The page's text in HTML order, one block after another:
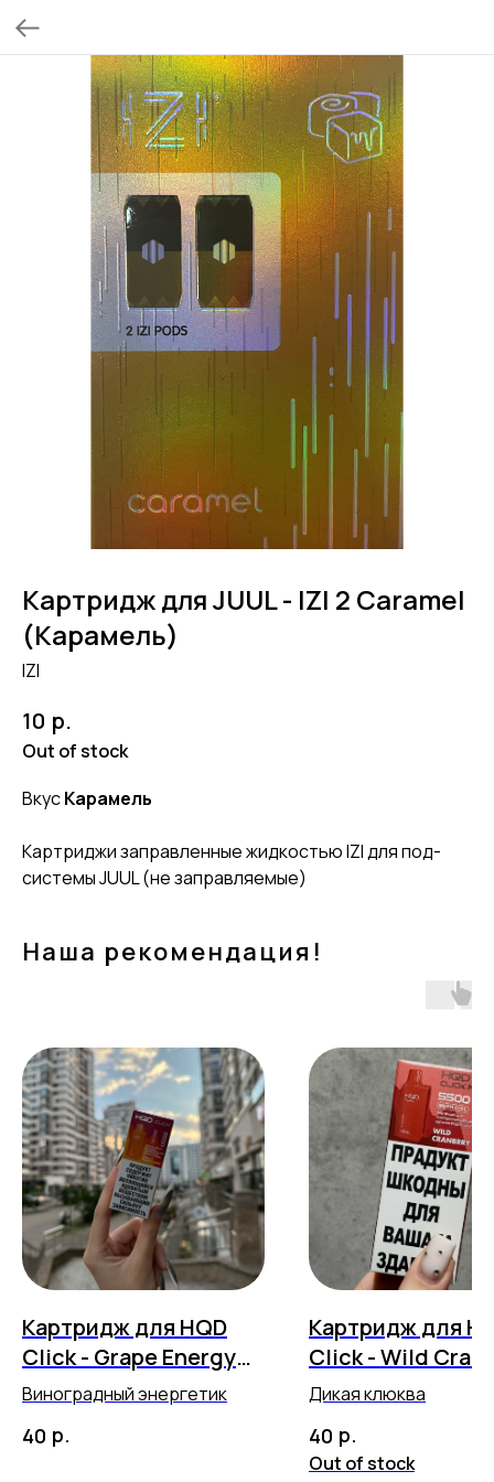
Картридж для JUUL - IZI 2 Caramel
(Карамель)
IZI
10 р.
Out of stock
ВкусКарамель
Картриджи заправленные жидкостью IZI для под-
системы JUUL (не заправляемые)
Наша рекомендация!
Картридж для HQD
Click - Grape Energy
(5500 затяжек)
Виноградный энергетик
40 р.
Картридж для
Click - Wild
(5500 затяжек)
Дикая клюква
40 р.
Out of stock